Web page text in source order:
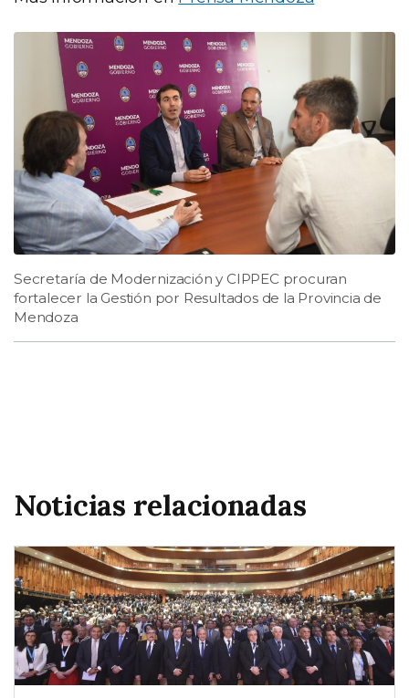
Secretaría de Modernización y CIPPEC procuran
fortalecer la Gestión por Resultados de la Provincia de
Mendoza
Noticias relacionadas